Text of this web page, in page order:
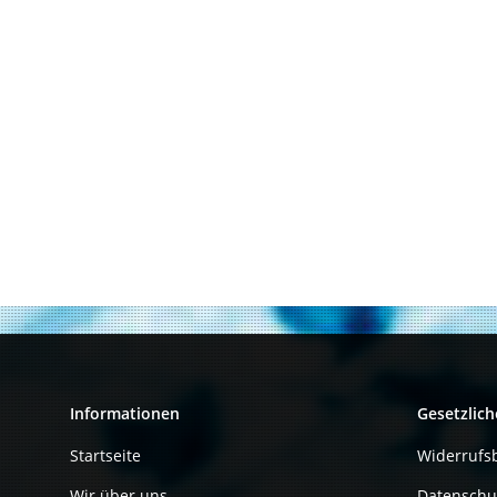
Informationen
Startseite